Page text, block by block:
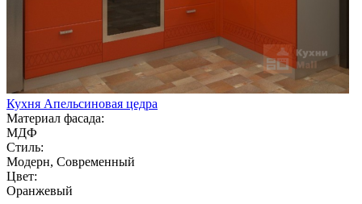
Кухня Апельсиновая цедра
Материал фасада:
МДФ
Стиль:
Модерн, Современный
Цвет:
Оранжевый